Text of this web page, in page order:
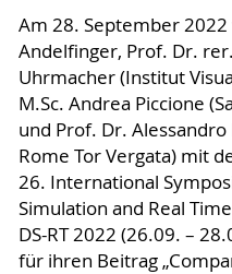
Am 28. September
Andelfinger, Prof. Dr.
Uhrmacher (Institut
M.Sc. Andrea Piccione
und Prof. Dr.
Rome Tor Vergata) mit
26. International
Simulation and Real
DS-RT 2022 (26.09. –
für ihren Beitrag